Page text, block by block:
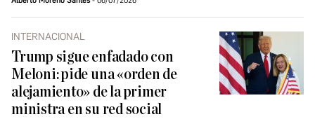
INTERNACIONAL
Trump sigue enfadado con
Meloni: pide una «orden de
alejamiento» de la primer
ministra en su red social